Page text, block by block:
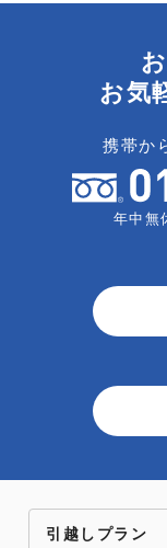
お気
携帯か
年中無
引越しプラン